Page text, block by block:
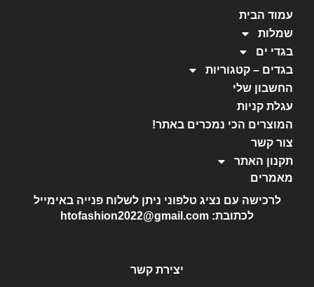
עמוד הבית
שמלות
בגדי ים
בגדים – קטגוריות
החשבון שלי
עגלת קניות
המוצרים הכי נמכרים באתר!
צור קשר
תקנון האתר
מאמרים
לרכישה עם נציג טלפוני ניתן לשלוח פנייה באימייל
לכתובת: htofashion2022@gmail.com
יצירת קשר